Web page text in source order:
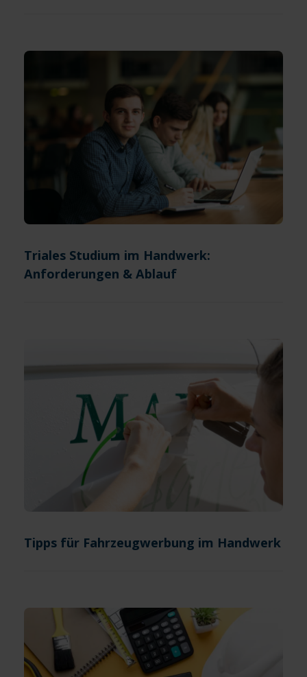
Triales Studium im Handwerk:
Anforderungen & Ablauf
Tipps für Fahrzeugwerbung im Handwerk